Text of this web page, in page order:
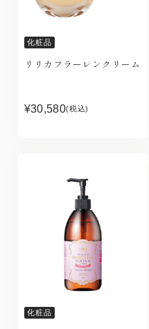
化粧品
リリカフラーレンクリーム
¥30,580(税込)
化粧品